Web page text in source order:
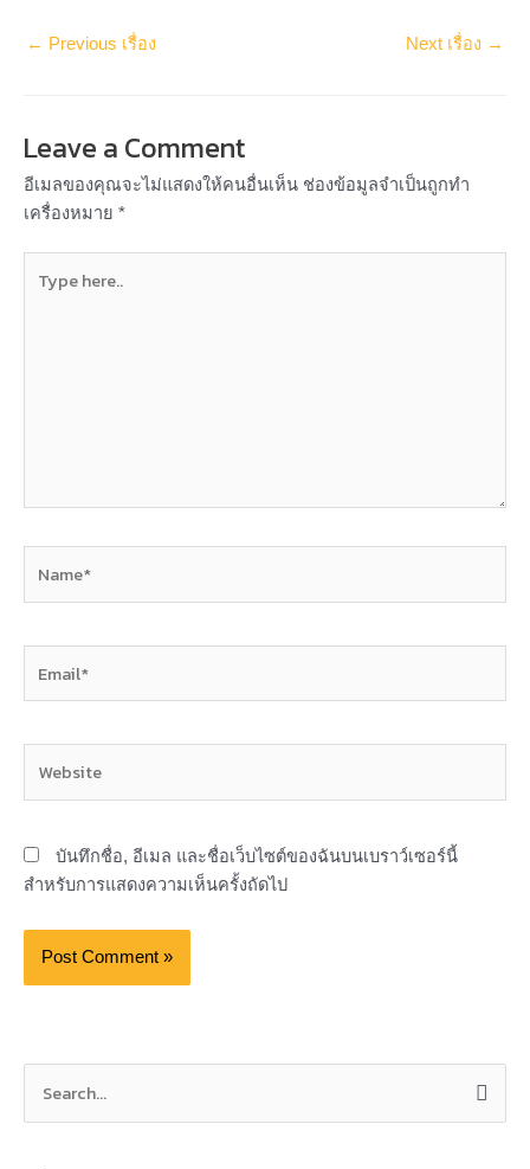
← Previous เรื่อง Next เรื่อง →
Leave a Comment
อีเมลของคุณจะไม่แสดงให้คนอื่นเห็น ช่องข้อมูลจำเป็นถูกทำ
เครื่องหมาย *
here..
บันทึกชื่อ, อีเมล และชื่อเว็บไซต์ของฉันบนเบราว์เซอร์นี้
สำหรับการแสดงความเห็นครั้งถัดไป